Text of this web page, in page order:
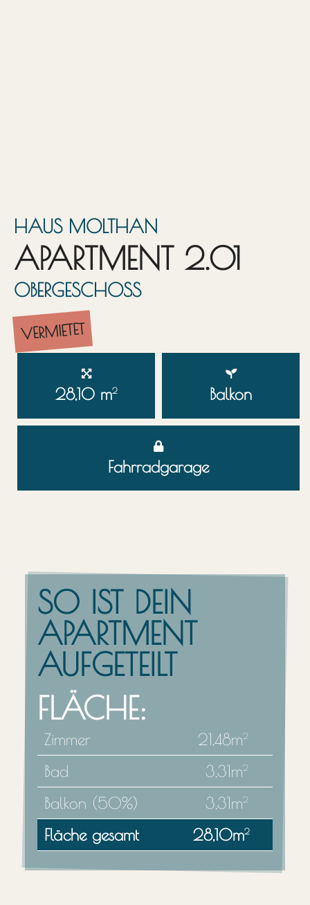
HAUS MOLTHAN
APARTMENT 2.01
OBERGESCHOSS
VERMIETET
28,10 m2 Balkon
Fahrrad­garage
SO IST DEIN
APARTMENT
AUFGETEILT
FLÄCHE:
Zimmer 21,48m2
Bad 3,31m2
Balkon (50%) 3,31m2
Fläche gesamt 28,10m2